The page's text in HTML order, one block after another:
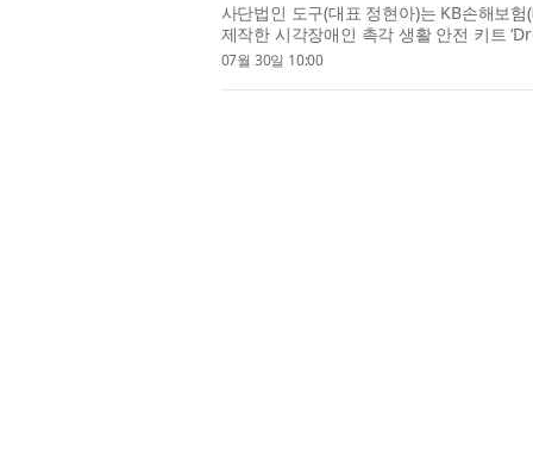
사단법인 도구(대표 정현아)는 KB손해보
제작한 시각장애인 촉각 생활 안전 키트
협회에서 진행했다고 밝혔다. 이번 사업은
07월 30일 10:00